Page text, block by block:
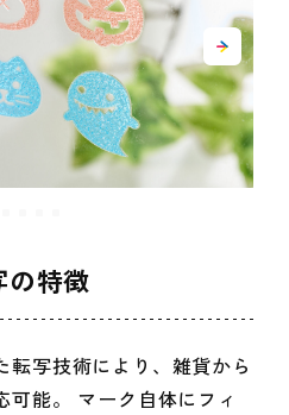
特徴
転写技術により、雑貨から
能。 マーク自体にフィ